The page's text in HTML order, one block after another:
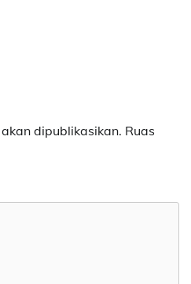
dipublikasikan. Ruas